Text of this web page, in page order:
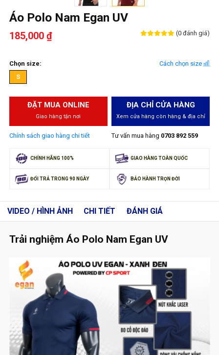
Áo Polo Nam Egan UV
185,000 ₫ (0 đánh giá)
Chọn size:
Cách chọn size
S
ĐẶT MUA ONLINE
Giao hàng tận nơi
Chính sách giao hàng chi tiết
ĐỊA CHỈ CỬA HÀNG
Xem cửa hàng còn hàng & địa chỉ
Tư vấn mua hàng 0703 892 559
CHÍNH HÃNG 100% GIAO HÀNG TOÀN QUỐC
ĐỔI TRẢ TRONG 90 NGÀY BẢO HÀNH TRỌN ĐỜI
VIDEO / HÌNH ẢNH CHI TIẾT ĐÁNH GIÁ
Trải nghiệm Áo Polo Nam Egan UV